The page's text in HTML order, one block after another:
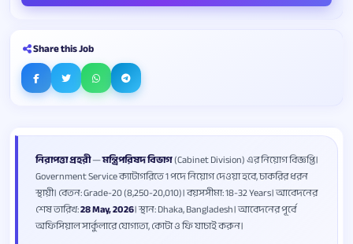
নিরাপত্তা প্রহরী—মন্ত্রিপরিষদ বিভাগ(Cabinet Division) এর নিয়োগ বিজ্ঞপ্তি।
Government Service ক্যাটাগরিতে 1 পদে নিয়োগ দেওয়া হবে, চাকরির ধরন
স্থায়ী। বেতন: Grade-20 (8,250-20,010)। বয়সসীমা: 18-32 Years। আবেদনের
শেষ তারিখ:28 May, 2026। স্থান: Dhaka, Bangladesh। আবেদনের পূর্বে
অফিসিয়াল সার্কুলারে যোগ্যতা, কোটা ও ফি যাচাই করুন।
Share this Job